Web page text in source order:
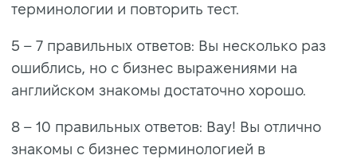
терминологии и повторить тест.
5 – 7 правильных ответов: Вы несколько раз
ошиблись, но с бизнес выражениями на
английском знакомы достаточно хорошо.
8 – 10 правильных ответов: Вау! Вы отлично
знакомы с бизнес терминологией в